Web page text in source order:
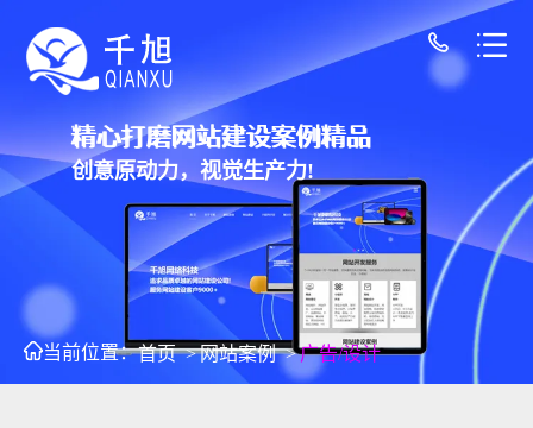
精心打磨网站建设案例精品
创意原动力，视觉生产力!
当前位置：首页 >网站案例 >广告/设计